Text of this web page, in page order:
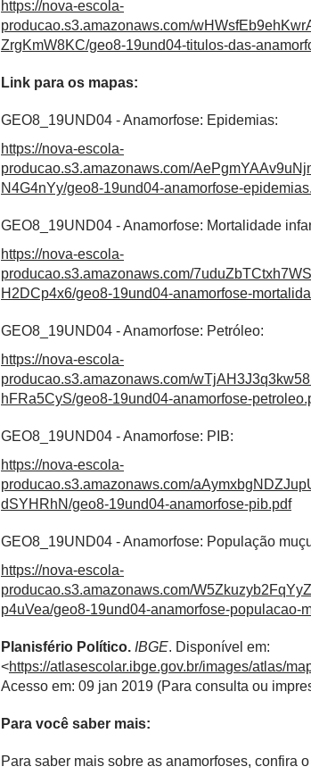
https://nova-escola-
producao.s3.amazonaws.com/
ZrgKmW8KC/geo8-19und04-titulos-das-
Link para os mapas:
GEO8_19UND04 - Anamorfose: Epidemias:
https://nova-escola-
producao.s3.amazonaws.com/
N4G4nYy/geo8-19und04-anamorfose-
GEO8_19UND04 - Anamorfose: Mortalidade
https://nova-escola-
producao.s3.amazonaws.com/
H2DCp4x6/geo8-19und04-anamorfose-
GEO8_19UND04 - Anamorfose: Petróleo:
https://nova-escola-
producao.s3.amazonaws.com/
hFRa5CyS/geo8-19und04-anamorfose-
GEO8_19UND04 - Anamorfose: PIB:
https://nova-escola-
producao.s3.amazonaws.com/
dSYHRhN/geo8-19und04-anamorfose-pib.pdf
GEO8_19UND04 - Anamorfose: População
https://nova-escola-
producao.s3.amazonaws.com/
p4uVea/geo8-19und04-anamorfose-populacao-
Planisfério Político. IBGE. Disponível em:
<https://atlasescolar.ibge.gov.br/images/atlas/
Acesso em: 09 jan 2019 (Para consulta ou
Para você saber mais:
Para saber mais sobre as anamorfoses, confira